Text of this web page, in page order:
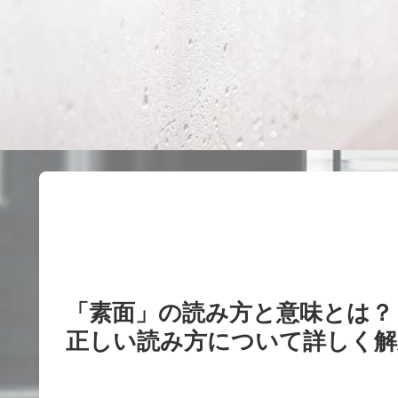
「素面」の読み方と意味とは
正しい読み方について詳しく